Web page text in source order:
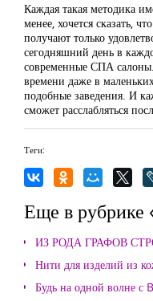
Каждая такая методика
менее, хочется сказать,
получают только
сегодняшний день в
современные СПА
времени даже в
подобные заведения. И
сможет расслабляться
Теги:
Еще в рубрике
ИЗ РОДА ГРАФОВ
Нити для изделий из
Будь на одной волне с